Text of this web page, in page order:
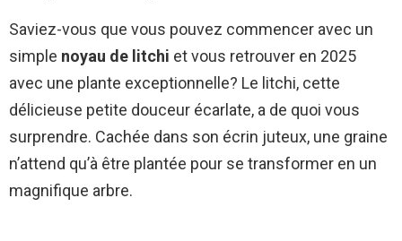
Saviez-vous que vous pouvez commencer avec un
simple noyau de litchi et vous retrouver en 2025
avec une plante exceptionnelle? Le litchi, cette
délicieuse petite douceur écarlate, a de quoi vous
surprendre. Cachée dans son écrin juteux, une graine
n’attend qu’à être plantée pour se transformer en un
magnifique arbre.